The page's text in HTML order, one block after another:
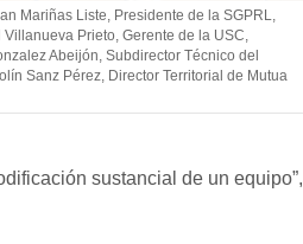
Mariñas Liste, Presidente de la SGPRL,
Villanueva Prieto, Gerente de la USC,
Abeijón, Subdirector Técnico del
Sanz Pérez, Director Territorial de Mutua
sustancial de un equipo”,